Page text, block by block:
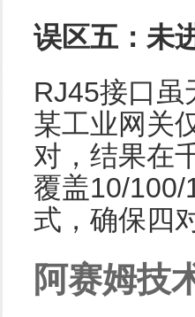
误区五：未
RJ45接口虽
某工业网关
对，结果在
覆盖10/100/
式，确保四
阿赛姆技